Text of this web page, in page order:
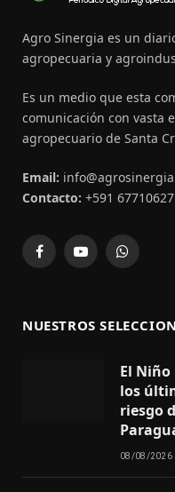
Agro Sinergia es un
agropecuaria y
Es un medio que esta
comunicación con vasta
agropecuario de Santa
Email:
Contacto: +591 67710627
FacebookYouTubeWhatsApp
NUESTROS
El
los
riesgo
08/08/2026